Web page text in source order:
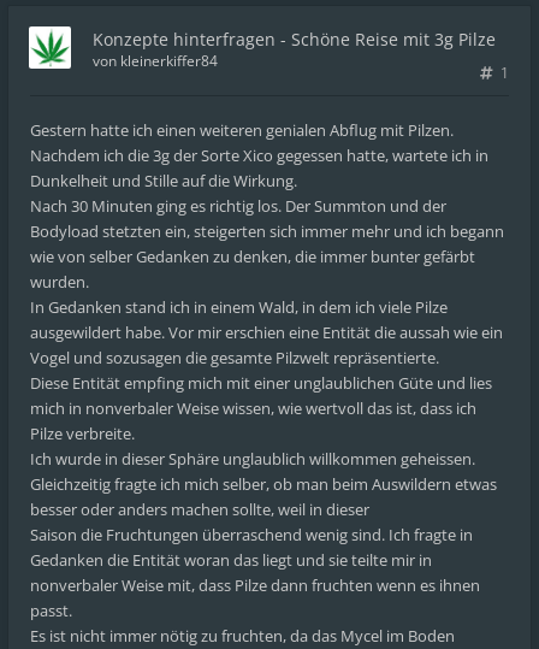
Konzepte hinterfragen - Schöne Reise mit 3g Pilze
1
von kleinerkiffer84
Gestern hatte ich einen weiteren genialen Abflug mit Pilzen.
Nachdem ich die 3g der Sorte Xico gegessen hatte, wartete ich in
Dunkelheit und Stille auf die Wirkung.
Nach 30 Minuten ging es richtig los. Der Summton und der
Bodyload stetzten ein, steigerten sich immer mehr und ich begann
wie von selber Gedanken zu denken, die immer bunter gefärbt
wurden.
In Gedanken stand ich in einem Wald, in dem ich viele Pilze
ausgewildert habe. Vor mir erschien eine Entität die aussah wie ein
Vogel und sozusagen die gesamte Pilzwelt repräsentierte.
Diese Entität empfing mich mit einer unglaublichen Güte und lies
mich in nonverbaler Weise wissen, wie wertvoll das ist, dass ich
Pilze verbreite.
Ich wurde in dieser Sphäre unglaublich willkommen geheissen.
Gleichzeitig fragte ich mich selber, ob man beim Auswildern etwas
besser oder anders machen sollte, weil in dieser
Saison die Fruchtungen überraschend wenig sind. Ich fragte in
Gedanken die Entität woran das liegt und sie teilte mir in
nonverbaler Weise mit, dass Pilze dann fruchten wenn es ihnen
passt.
Es ist nicht immer nötig zu fruchten, da das Mycel im Boden